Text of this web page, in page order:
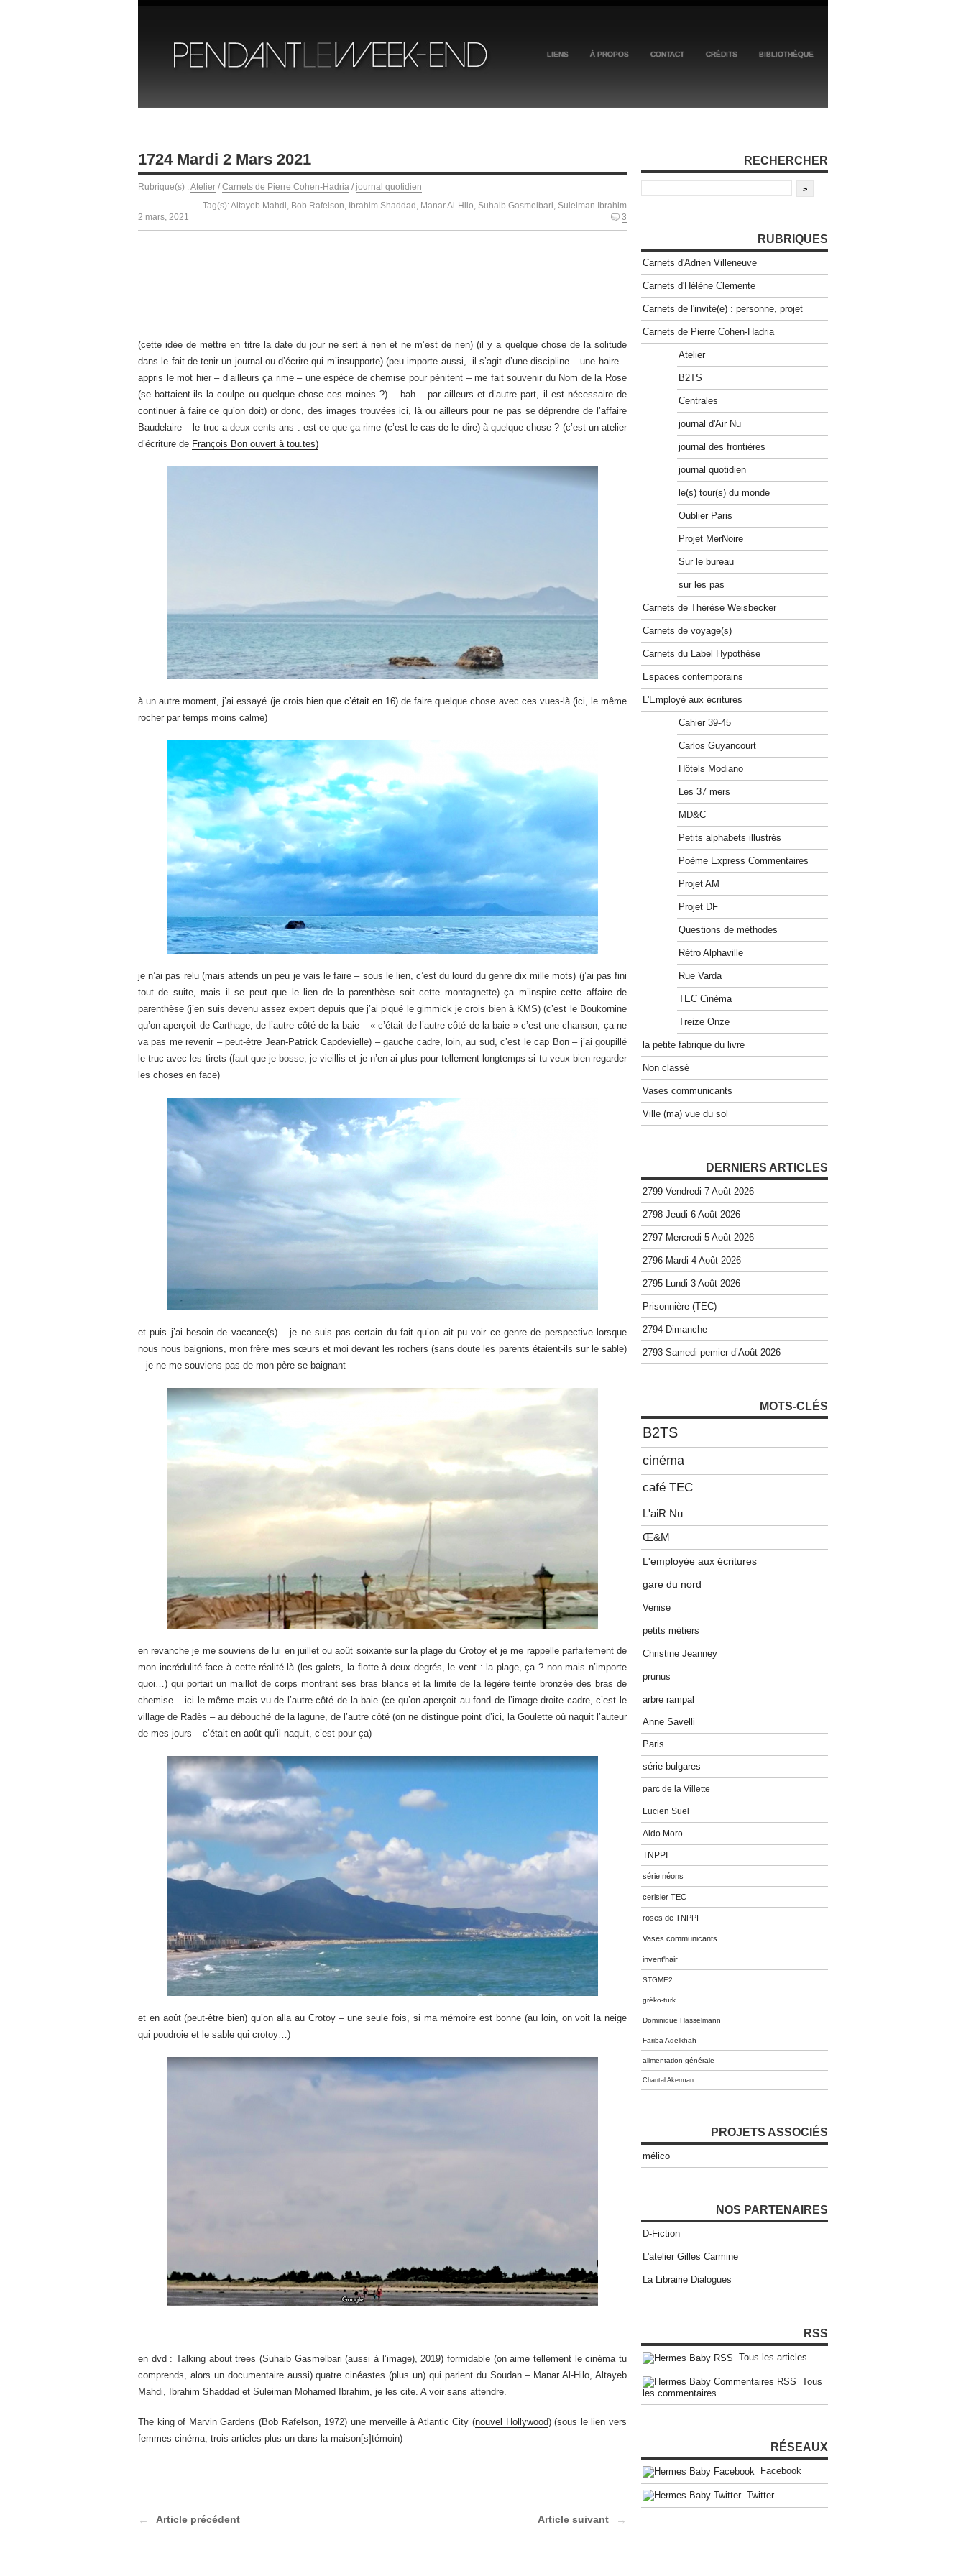
LIENS À PROPOS CONTACT CRÉDITS BIBLIOTHÈQUE
1724 Mardi 2 Mars 2021
Rubrique(s) :Atelier / Carnets de Pierre Cohen-Hadria / journal quotidien
Tag(s):Altayeb Mahdi, Bob Rafelson, Ibrahim Shaddad , Manar Al-Hilo, Suhaib Gasmelbari, Suleiman Ibrahim
2 mars, 2021
3
(cette idée de mettre en titre la date du jour ne sert à rien et ne m’est de rien) (il y a quelque chose de la solitude
dans le fait de tenir un journal ou d’écrire qui m’insupporte) (peu importe aussi, il s’agit d’une discipline – une haire –
appris le mot hier – d’ailleurs ça rime – une espèce de chemise pour pénitent – me fait souvenir du Nom de la Rose
(se battaient-ils la coulpe ou quelque chose ces moines ?) – bah – par ailleurs et d’autre part, il est nécessaire de
continuer à faire ce qu’on doit) or donc, des images trouvées ici, là ou ailleurs pour ne pas se déprendre de l’affaire
Baudelaire – le truc a deux cents ans : est-ce que ça rime (c’est le cas de le dire) à quelque chose ? (c’est un atelier
d’écriture de François Bon ouvert à tou.tes)
à un autre moment, j’ai essayé (je crois bien que c’était en 16) de faire quelque chose avec ces vues-là (ici, le même
rocher par temps moins calme)
je n’ai pas relu (mais attends un peu je vais le faire – sous le lien, c’est du lourd du genre dix mille mots) (j’ai pas fini
tout de suite, mais il se peut que le lien de la parenthèse soit cette montagnette) ça m’inspire cette affaire de
parenthèse (j’en suis devenu assez expert depuis que j’ai piqué le gimmick je crois bien à KMS) (c’est le Boukornine
qu’on aperçoit de Carthage, de l’autre côté de la baie – « c’était de l’autre côté de la baie » c’est une chanson, ça ne
va pas me revenir – peut-être Jean-Patrick Capdevielle) – gauche cadre, loin, au sud, c’est le cap Bon – j’ai goupillé
le truc avec les tirets (faut que je bosse, je vieillis et je n’en ai plus pour tellement longtemps si tu veux bien regarder
les choses en face)
et puis j’ai besoin de vacance(s) – je ne suis pas certain du fait qu’on ait pu voir ce genre de perspective lorsque
nous nous baignions, mon frère mes sœurs et moi devant les rochers (sans doute les parents étaient-ils sur le sable)
– je ne me souviens pas de mon père se baignant
en revanche je me souviens de lui en juillet ou août soixante sur la plage du Crotoy et je me rappelle parfaitement de
mon incrédulité face à cette réalité-là (les galets, la flotte à deux degrés, le vent : la plage, ça ? non mais n’importe
quoi…) qui portait un maillot de corps montrant ses bras blancs et la limite de la légère teinte bronzée des bras de
chemise – ici le même mais vu de l’autre côté de la baie (ce qu’on aperçoit au fond de l’image droite cadre, c’est le
village de Radès – au débouché de la lagune, de l’autre côté (on ne distingue point d’ici, la Goulette où naquit l’auteur
de mes jours – c’était en août qu’il naquit, c’est pour ça)
et en août (peut-être bien) qu’on alla au Crotoy – une seule fois, si ma mémoire est bonne (au loin, on voit la neige
qui poudroie et le sable qui crotoy…)
en dvd : Talking about trees (Suhaib Gasmelbari (aussi à l’image), 2019) formidable (on aime tellement le cinéma tu
comprends, alors un documentaire aussi) quatre cinéastes (plus un) qui parlent du Soudan – Manar Al-Hilo, Altayeb
Mahdi, Ibrahim Shaddad et Suleiman Mohamed Ibrahim, je les cite. A voir sans attendre.
The king of Marvin Gardens (Bob Rafelson, 1972) une merveille à Atlantic City (nouvel Hollywood) (sous le lien vers
femmes cinéma, trois articles plus un dans la maison[s]témoin)
Article précédent Article suivant
RECHERCHER
RUBRIQUES
Carnets d'Adrien Villeneuve
Carnets d'Hélène Clemente
Carnets de l'invité(e) : personne, projet
Carnets de Pierre Cohen-Hadria
Atelier
B2TS
Centrales
journal d'Air Nu
journal des frontières
journal quotidien
le(s) tour(s) du monde
Oublier Paris
Projet MerNoire
Sur le bureau
sur les pas
Carnets de Thérèse Weisbecker
Carnets de voyage(s)
Carnets du Label Hypothèse
Espaces contemporains
L'Employé aux écritures
Cahier 39-45
Carlos Guyancourt
Hôtels Modiano
Les 37 mers
MD&C
Petits alphabets illustrés
Poème Express Commentaires
Projet AM
Projet DF
Questions de méthodes
Rétro Alphaville
Rue Varda
TEC Cinéma
Treize Onze
la petite fabrique du livre
Non classé
Vases communicants
Ville (ma) vue du sol
DERNIERS ARTICLES
2799 Vendredi 7 Août 2026
2798 Jeudi 6 Août 2026
2797 Mercredi 5 Août 2026
2796 Mardi 4 Août 2026
2795 Lundi 3 Août 2026
Prisonnière (TEC)
2794 Dimanche
2793 Samedi pemier d’Août 2026
MOTS-CLÉS
B2TS
cinéma
café TEC
L'aiR Nu
Œ&M
L'employée aux écritures
gare du nord
Venise
petits métiers
Christine Jeanney
prunus
arbre rampal
Anne Savelli
Paris
série bulgares
parc de la Villette
Lucien Suel
Aldo Moro
TNPPI
série néons
cerisier TEC
roses de TNPPI
Vases communicants
invent'hair
STGME2
gréko-turk
Dominique Hasselmann
Fariba Adelkhah
alimentation générale
Chantal Akerman
PROJETS ASSOCIÉS
mélico
NOS PARTENAIRES
D-Fiction
L'atelier Gilles Carmine
La Librairie Dialogues
RSS
Tous les articles
Tous
les commentaires
RÉSEAUX
Facebook
Twitter